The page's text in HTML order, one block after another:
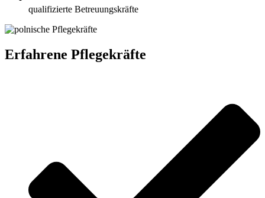
qualifizierte Betreuungskräfte
Erfahrene Pflegekräfte